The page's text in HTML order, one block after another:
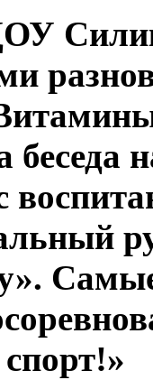
беседа